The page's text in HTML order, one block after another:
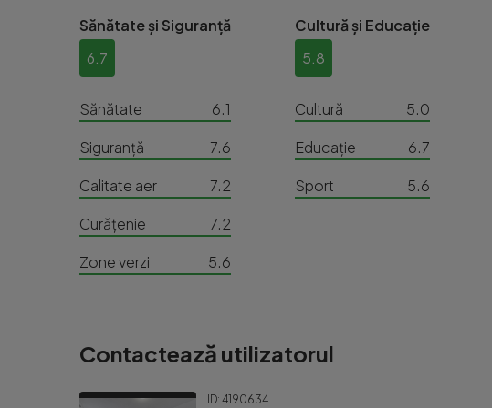
Sănătate și Siguranță
6.7
Sănătate
6.1
Siguranță
7.6
Calitate aer
7.2
Curățenie
7.2
Zone verzi
5.6
Cultură și Educație
5.8
Cultură
5.0
Educație
6.7
Sport
5.6
Contactează utilizatorul
ID: 4190634